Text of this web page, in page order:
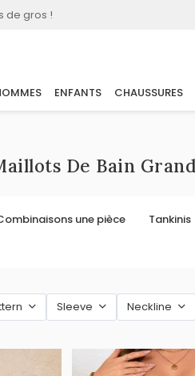
de gros !
ENFANTS CHAUSSURES
De Bain
une pièce Tankinis
Sleeve Neckline